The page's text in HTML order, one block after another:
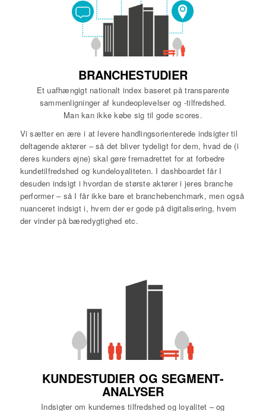
BRANCHESTUDIER
Et uafhængigt nationalt index baseret på transparente
sammenligninger af kundeoplevelser og -tilfredshed.
Man kan ikke købe sig til gode scores.
Vi sætter en ære i at levere handlingsorienterede indsigter til
deltagende aktører – så det bliver tydeligt for dem, hvad de (i
deres kunders øjne) skal gøre fremadrettet for at forbedre
kundetilfredshed og kundeloyaliteten. I dashboardet får I
desuden indsigt i hvordan de største aktører i jeres branche
performer – så I får ikke bare et branchebenchmark, men også
nuanceret indsigt i, hvem der er gode på digitalisering, hvem
der vinder på bæredygtighed etc.
KUNDESTUDIER OG SEGMENT-
ANALYSER
Indsigter om kundernes tilfredshed og loyalitet – og